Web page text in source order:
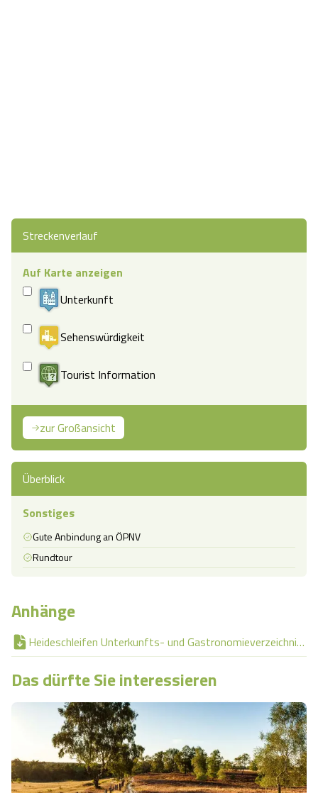
Anhänge
Heideschleifen Unterkunfts- und Gastronomieverzeichnis.pdf
Das dürfte Sie interessieren
Streckenverlauf
Auf Karte anzeigen
Unterkunft
Sehenswürdigkeit
Tourist Information
zur Großansicht
Überblick
Sonstiges
Gute Anbindung an ÖPNV
Rundtour